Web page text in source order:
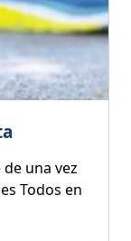
una vez
Todos en